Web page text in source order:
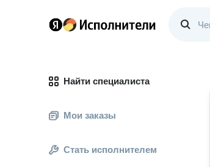
Найти специалиста
Мои заказы
Стать исполнителем